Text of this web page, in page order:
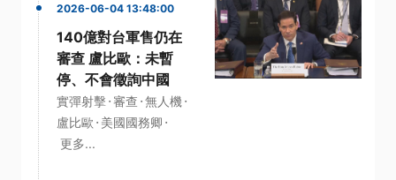
2026-06-04 13:48:00
140億對台軍售仍在
審查 盧比歐：未暫
停、不會徵詢中國
實彈射擊 · 審查 ·無人機 ·
盧比歐 · 美國國務卿 ·
更多...